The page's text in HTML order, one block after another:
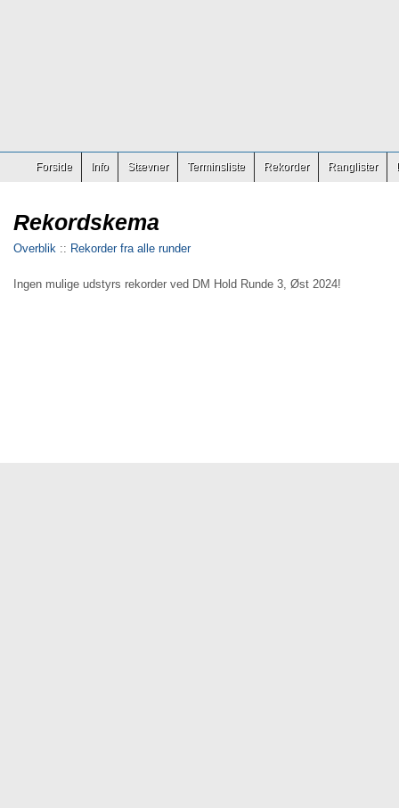
Forside Info Stævner Terminsliste Rekorder Ranglister
Rekordskema
Overblik :: Rekorder fra alle runder
Ingen mulige udstyrs rekorder ved DM Hold Runde 3, Øst 2024!